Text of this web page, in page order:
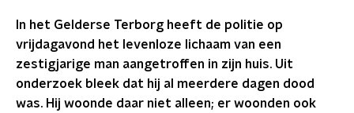
In het Gelderse Terborg heeft de politie op
vrijdagavond het levenloze lichaam van een
zestigjarige man aangetroffen in zijn huis. Uit
onderzoek bleek dat hij al meerdere dagen dood
was. Hij woonde daar niet alleen; er woonden ook